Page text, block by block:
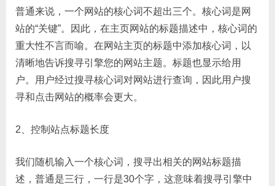
普通来说，一个网站的核心词不超出三个。核心词是网
站的“关键”。因此，在主页网站的标题描述中，核心词的
重大性不言而喻。在网站主页的标题中添加核心词，以
清晰地告诉搜寻引擎您的网站主题。标题也显示给用
户。用户经过搜寻核心词对网站进行查询，因此用户搜
寻和点击网站的概率会更大。
2、控制站点标题长度
我们随机输入一个核心词，搜寻出相关的网站标题描
述，普通是三行，一行是30个字，这意味着搜寻引擎中